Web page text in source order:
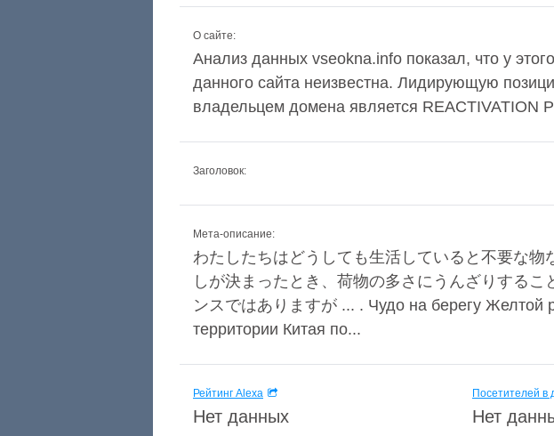
О сайте:
Анализ данных vseokna.info показал, что у
данного сайта неизвестна. Лидирующую
владельцем домена является REACTIVATION
Заголовок:
Мета-описание:
わたしたちはどうしても生活していると不要な
しが決まったとき、荷物の多さにうんざりする
ンスではありますが ... . Чудо на берегу Желтой
территории Китая по...
Рейтинг Alexa
Нет данных
Посетителей в
Нет